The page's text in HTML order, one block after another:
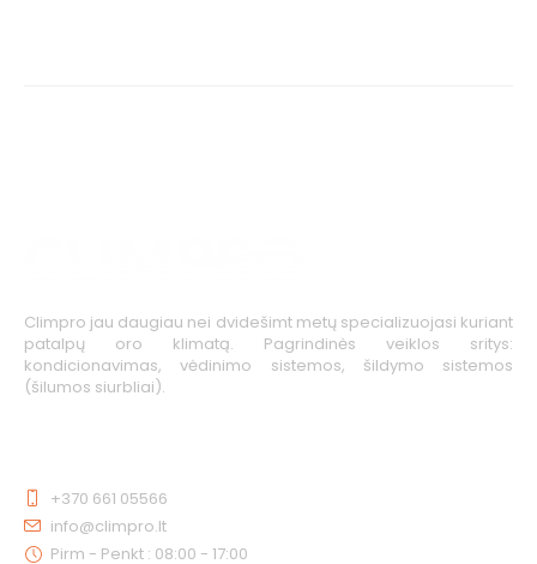
Climpro jau daugiau nei dvidešimt metų specializuojasi kuriant
patalpų oro klimatą. Pagrindinės veiklos sritys:
kondicionavimas, vėdinimo sistemos, šildymo sistemos
(šilumos siurbliai).
+370 661 05566
info@climpro.lt
Pirm - Penkt : 08:00 - 17:00